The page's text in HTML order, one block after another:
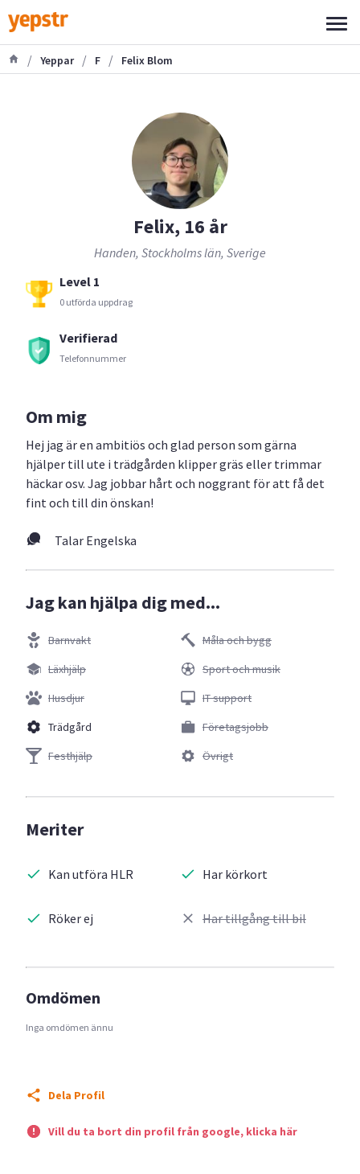
/ Yeppar / F / Felix Blom
Felix, 16 år
Handen, Stockholms län, Sverige
Level 1
0 utförda uppdrag
Verifierad
Telefonnummer
Om mig
Hej jag är en ambitiös och glad person som gärna
hjälper till ute i trädgården klipper gräs eller trimmar
häckar osv. Jag jobbar hårt och noggrant för att få det
fint och till din önskan!
Talar Engelska
Jag kan hjälpa dig med...
Barnvakt
Läxhjälp
Husdjur
Trädgård
Festhjälp
Måla och bygg
Sport och musik
IT support
Företagsjobb
Övrigt
Meriter
Kan utföra HLR
Röker ej
Har körkort
Har tillgång till bil
Omdömen
Inga omdömen ännu
Dela Profil
Vill du ta bort din profil från google, klicka här